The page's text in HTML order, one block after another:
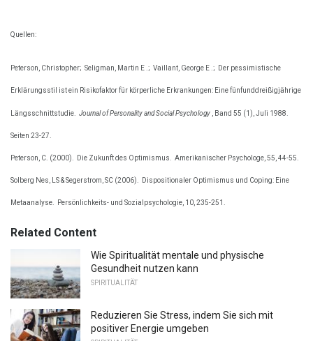
Quellen:
Peterson, Christopher; Seligman, Martin E .; Vaillant, George E .; Der pessimistische
Erklärungsstil ist ein Risikofaktor für körperliche Erkrankungen: Eine fünfunddreißigjährige
Längsschnittstudie. Journal of Personality and Social Psychology , Band 55 (1), Juli 1988.
Seiten 23-27.
Peterson, C. (2000). Die Zukunft des Optimismus. Amerikanischer Psychologe, 55, 44-55.
Solberg Nes, LS & Segerstrom, SC (2006). Dispositionaler Optimismus und Coping: Eine
Metaanalyse. Persönlichkeits- und Sozialpsychologie, 10, 235-251.
Related Content
Wie Spiritualität mentale und physische
Gesundheit nutzen kann
SPIRITUALITÄT
Reduzieren Sie Stress, indem Sie sich mit
positiver Energie umgeben